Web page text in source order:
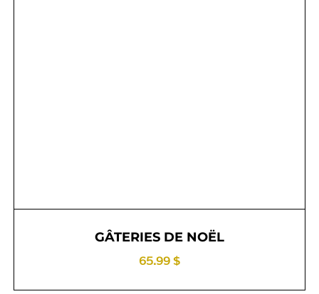
GÂTERIES DE NOËL
65.99 $